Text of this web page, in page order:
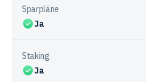
Sparpläne
Ja
Staking
Ja